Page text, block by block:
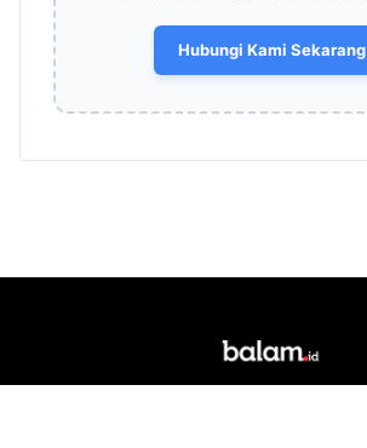
Hubungi Kami Sekarang